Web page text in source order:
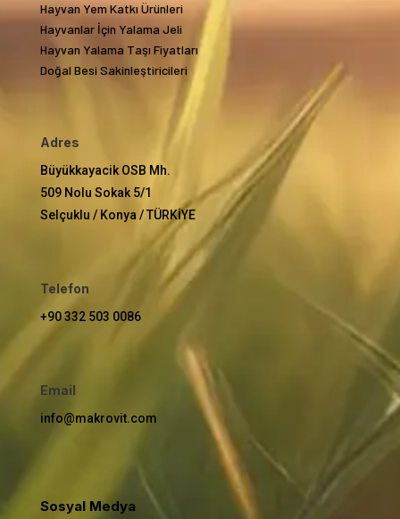
Hayvan Yem Katkı Ürünleri
Hayvanlar İçin Yalama Jeli
Hayvan Yalama Taşı Fiyatları
Doğal Besi Sakinleştiricileri
Adres
Büyükkayacik OSB Mh.
509 Nolu Sokak 5/1
Selçuklu / Konya / TÜRKİYE
Telefon
+90 332 503 0086
Email
info@makrovit.com
Sosyal Medya